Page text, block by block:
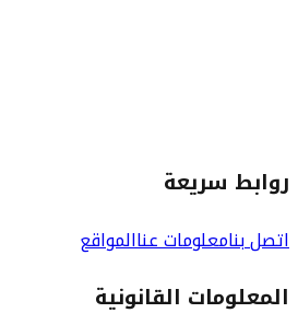
روابط سريعة
اتصل بنامعلومات عناالمواقع
المعلومات القانونية